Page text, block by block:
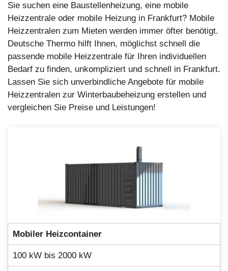
Sie suchen eine Baustellenheizung, eine mobile
Heizzentrale oder mobile Heizung in Frankfurt? Mobile
Heizzentralen zum Mieten werden immer öfter benötigt.
Deutsche Thermo hilft Ihnen, möglichst schnell die
passende mobile Heizzentrale für Ihren individuellen
Bedarf zu finden, unkompliziert und schnell in Frankfurt.
Lassen Sie sich unverbindliche Angebote für mobile
Heizzentralen zur Winterbaubeheizung erstellen und
vergleichen Sie Preise und Leistungen!
Mobiler Heizcontainer
100 kW bis 2000 kW